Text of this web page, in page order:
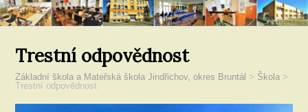
Trestní odpovědnost
Základní škola a Mateřská škola Jindřichov, okres Bruntál > Škola >
Trestní odpovědnost